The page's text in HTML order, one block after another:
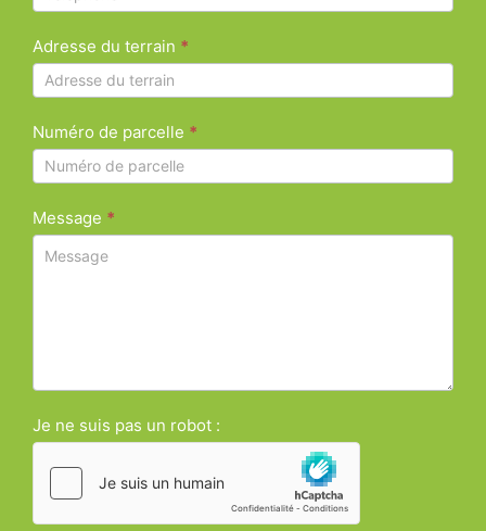
Adresse du terrain *
Numéro de parcelle *
Message *
Je ne suis pas un robot :